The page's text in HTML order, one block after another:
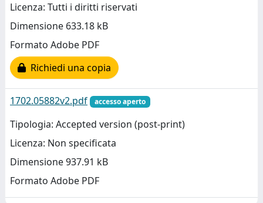
Licenza: Tutti i diritti riservati
Dimensione 633.18 kB
Formato Adobe PDF
Richiedi una copia
1702.05882v2.pdf accesso aperto
Tipologia: Accepted version (post-print)
Licenza: Non specificata
Dimensione 937.91 kB
Formato Adobe PDF